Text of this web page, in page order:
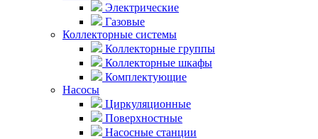
Электрические
Газовые
Коллекторные системы
Коллекторные группы
Коллекторные шкафы
Комплектующие
Насосы
Циркуляционные
Поверхностные
Насосные станции